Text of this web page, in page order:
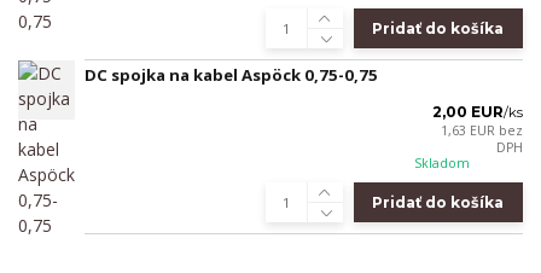
Pridať do košíka
DC spojka na kabel Aspöck 0,75-0,75
2,00 EUR/ks
1,63 EUR bez
DPH
Skladom
Pridať do košíka